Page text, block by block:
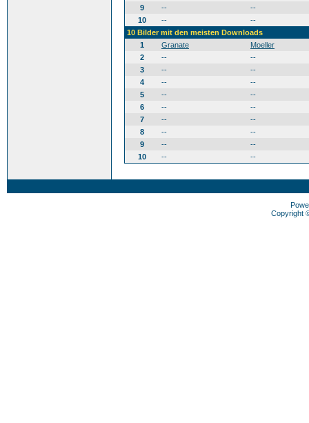
9
--
--
10
--
--
10 Bilder mit den meisten Downloads
1
Granate
Moeller
2
--
--
3
--
--
4
--
--
5
--
--
6
--
--
7
--
--
8
--
--
9
--
--
10
-- --
Copyright